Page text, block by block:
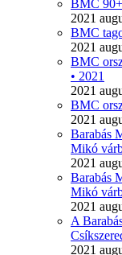
BMC
2021
BMC
2021
BMC
• 2021
2021
BMC
2021
Barabás
Mikó
2021
Barabás
Mikó
2021
A
2021